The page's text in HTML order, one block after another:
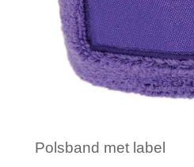
Polsband met label